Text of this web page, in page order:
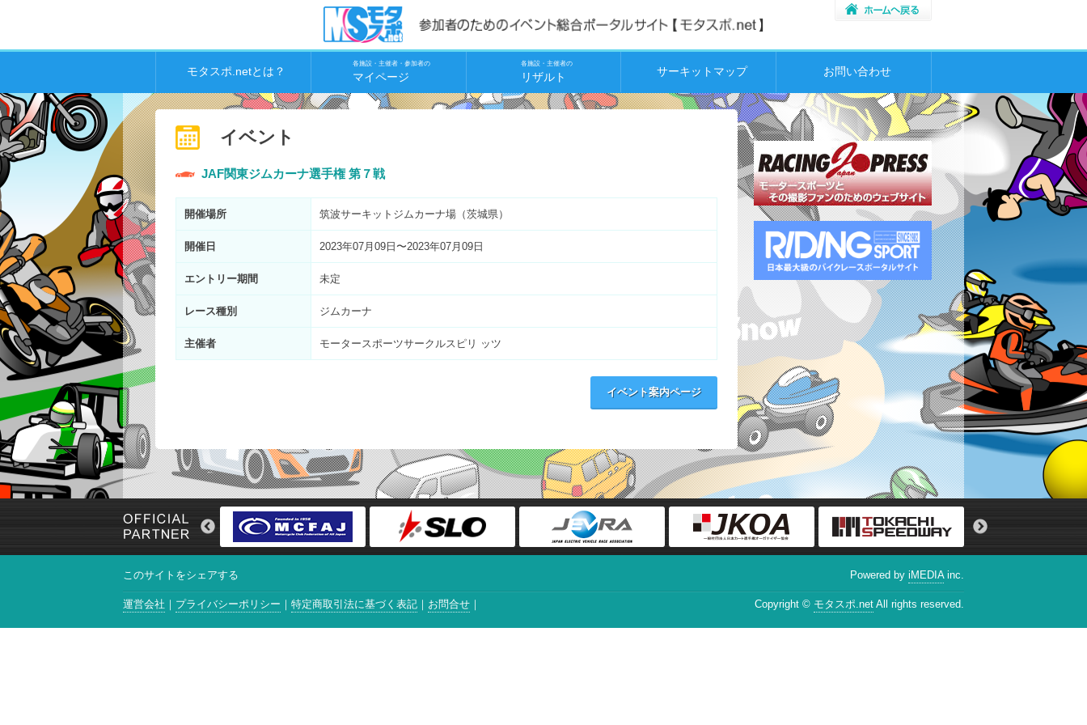
モタスポ.netとは？
各施設・主催者・参加者の
マイページ
各施設・主催者の
リザルト サーキットマップ お問い合わせ
イベント
JAF関東ジムカーナ選手権 第７戦
開催場所 筑波サーキットジムカーナ場（茨城県）
開催日 2023年07月09日〜2023年07月09日
エントリー期間 未定
レース種別 ジムカーナ
主催者 モータースポーツサークルスピリ ッツ
イベント案内ページ
このサイトをシェアする Powered by iMEDIAinc.
運営会社 プライバシーポリシー 特定商取引法に基づく表記 お問合せ Copyright © モタスポ.net All rights reserved.